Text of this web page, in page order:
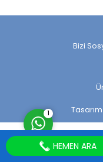
Bizi
Tasarım
1
HEMEN ARA